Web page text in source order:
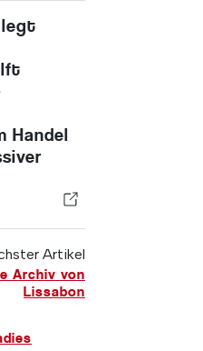
Handel
Artikel
Archiv von
Lissabon